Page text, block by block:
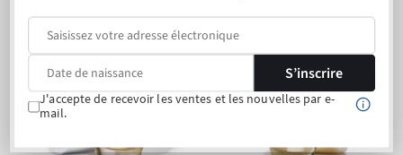
S’inscrire
J'accepte de recevoir les ventes et les nouvelles par e-
mail.